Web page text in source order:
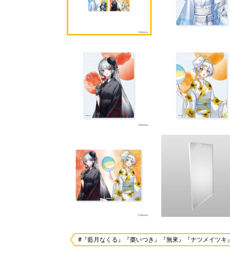
#『藍月なくる』『棗いつき』『無來』『ナツメイツキ』